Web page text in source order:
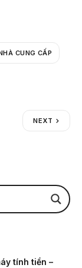
CUNG CẤP
NEXT
tính tiền –